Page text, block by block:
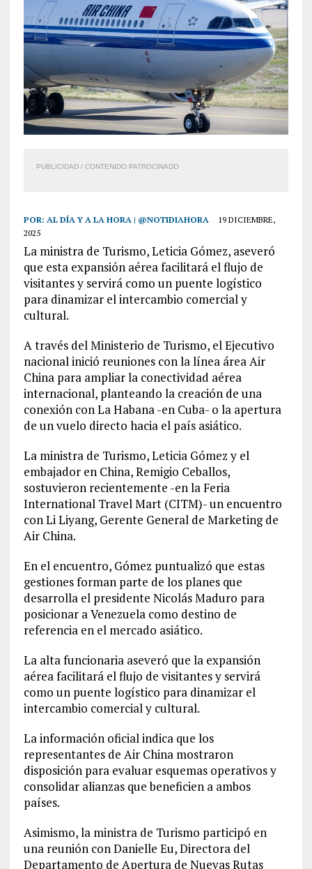
PUBLICIDAD / CONTENIDO PATROCINADO
POR: AL DÍA Y A LA HORA | @NOTIDIAHORA
19 DICIEMBRE,
2025
La ministra de Turismo, Leticia Gómez, aseveró
que esta expansión aérea facilitará el flujo de
visitantes y servirá como un puente logístico
para dinamizar el intercambio comercial y
cultural.
A través del Ministerio de Turismo, el Ejecutivo
nacional inició reuniones con la línea área Air
China para ampliar la conectividad aérea
internacional, planteando la creación de una
conexión con La Habana -en Cuba- o la apertura
de un vuelo directo hacia el país asiático.
La ministra de Turismo, Leticia Gómez y el
embajador en China, Remigio Ceballos,
sostuvieron recientemente -en la Feria
International Travel Mart (CITM)- un encuentro
con Li Liyang, Gerente General de Marketing de
Air China.
En el encuentro, Gómez puntualizó que estas
gestiones forman parte de los planes que
desarrolla el presidente Nicolás Maduro para
posicionar a Venezuela como destino de
referencia en el mercado asiático.
La alta funcionaria aseveró que la expansión
aérea facilitará el flujo de visitantes y servirá
como un puente logístico para dinamizar el
intercambio comercial y cultural.
La información oficial indica que los
representantes de Air China mostraron
disposición para evaluar esquemas operativos y
consolidar alianzas que beneficien a ambos
países.
Asimismo, la ministra de Turismo participó en
una reunión con Danielle Eu, Directora del
Departamento de Apertura de Nuevas Rutas